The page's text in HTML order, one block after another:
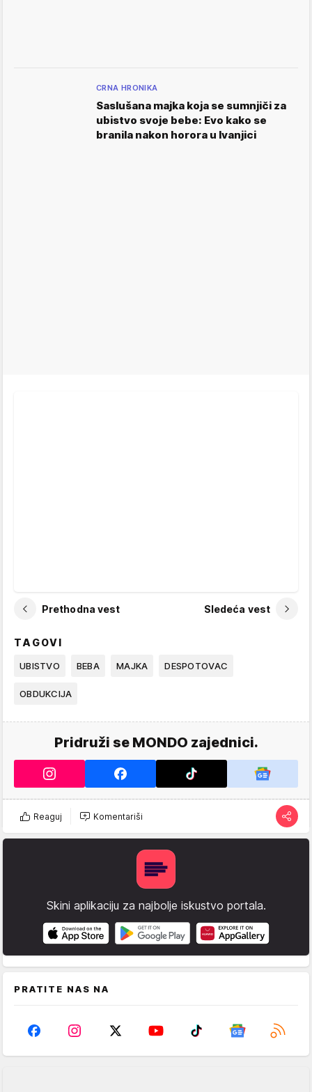
CRNA HRONIKA
Saslušana majka koja se sumnjiči za
ubistvo svoje bebe: Evo kako se
branila nakon horora u Ivanjici
Prethodna vest Sledeća vest
TAGOVI
UBISTVO BEBA MAJKA DESPOTOVAC
OBDUKCIJA
Pridruži se MONDO zajednici.
Reaguj Komentariši
Skini aplikaciju za najbolje iskustvo portala.
PRATITE NAS NA